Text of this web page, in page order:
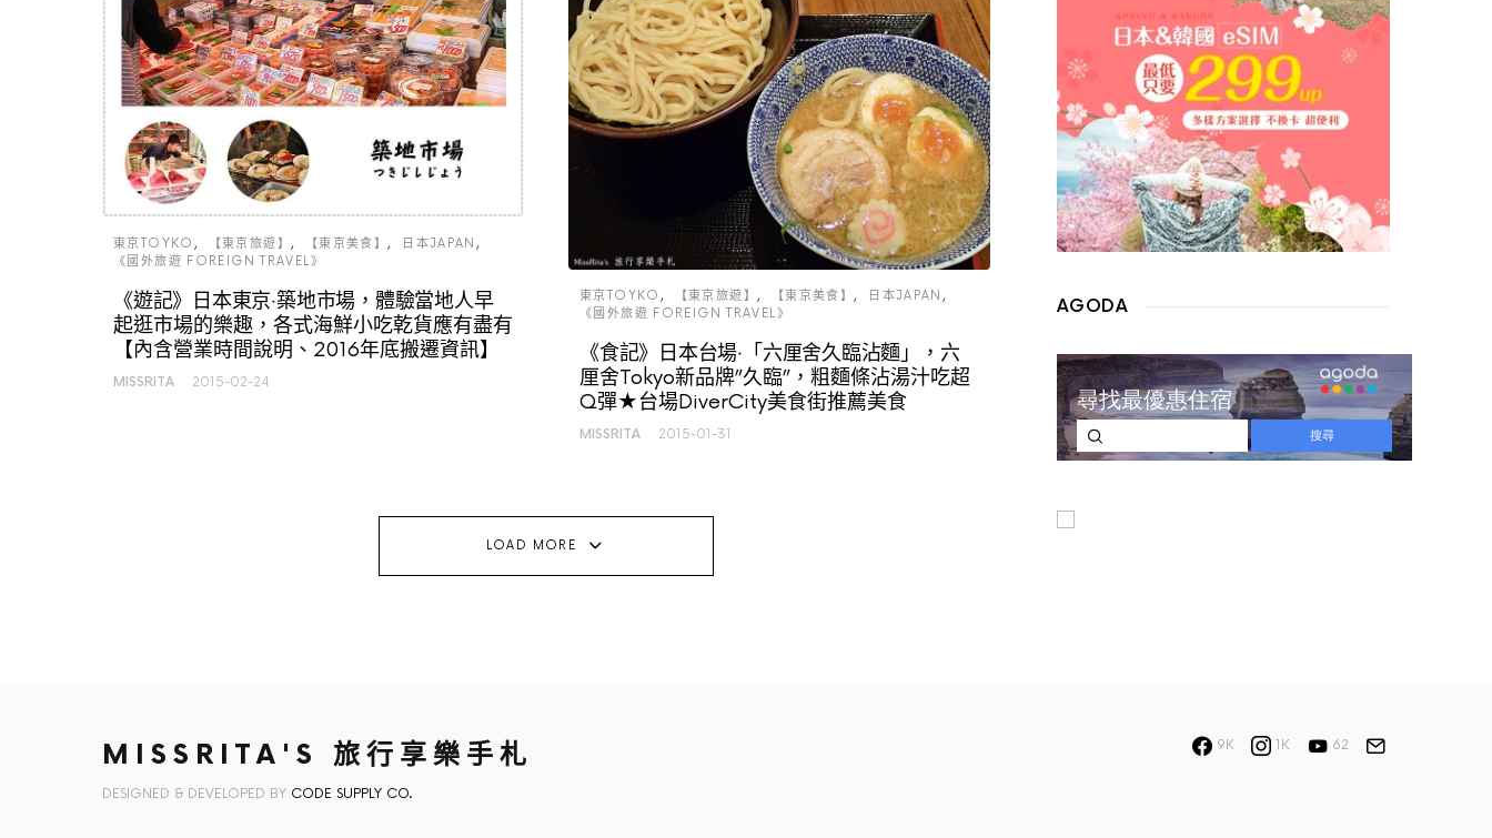
東京TOYKO 【東京旅遊】 【東京美食】
日本JAPAN
《國外旅遊 FOREIGN TRAVEL》
《遊記》日本東京‧築地市場，體驗當地人早
起逛市場的樂趣，各式海鮮小吃乾貨應有盡有
【內含營業時間說明、2016年底搬遷資訊】
MISSRITA 2015-02-24
東京TOYKO 【東京旅遊】 【東京美食】
日本JAPAN
《國外旅遊 FOREIGN TRAVEL》
《食記》日本台場‧「六厘舍久臨沾麵」，六
厘舍Tokyo新品牌”久臨”，粗麵條沾湯汁吃超
Q彈★台場DiverCity美食街推薦美食
MISSRITA 2015-01-31
LOAD MORE
AGODA
MISSRITA'S 旅行享樂手札
DESIGNED & DEVELOPED BY CODE SUPPLY CO.
9K 1K 62